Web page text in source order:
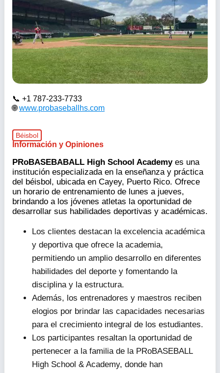
+1 787-233-7733
www.probaseballhs.com
Béisbol
Información y Opiniones
PRoBASEBABALL High School Academyes una
institución especializada en la enseñanza y práctica
del béisbol, ubicada en Cayey, Puerto Rico. Ofrece
un horario de entrenamiento de lunes a jueves,
brindando a los jóvenes atletas la oportunidad de
desarrollar sus habilidades deportivas y académicas.
Los clientes destacan la excelencia académica
y deportiva que ofrece la academia,
permitiendo un amplio desarrollo en diferentes
habilidades del deporte y fomentando la
disciplina y la estructura.
Además, los entrenadores y maestros reciben
elogios por brindar las capacidades necesarias
para el crecimiento integral de los estudiantes.
Los participantes resaltan la oportunidad de
pertenecer a la familia de la PRoBASEBALL
High School & Academy, donde han